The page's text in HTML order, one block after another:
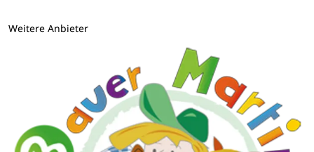
Weitere Anbieter